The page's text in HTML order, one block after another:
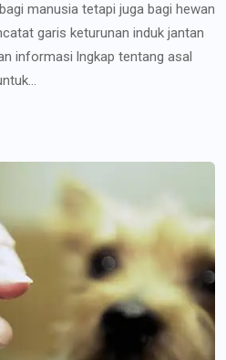
manusia tetapi juga bagi hewan
garis keturunan induk jantan
informasi lngkap tentang asal